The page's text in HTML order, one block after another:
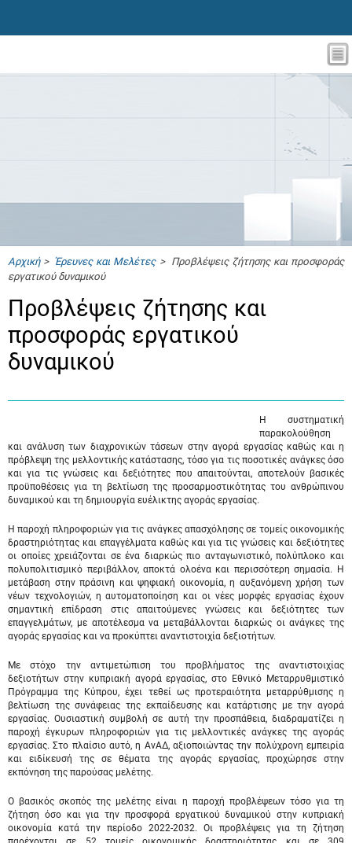
Αρχική>Έρευνες και Μελέτες> Προβλέψεις ζήτησης και προσφοράς
εργατικού δυναμικού
Προβλέψεις ζήτησης και
προσφοράς εργατικού
δυναμικού
Η συστηματική
παρακολούθηση
και ανάλυση των διαχρονικών τάσεων στην αγορά εργασίας καθώς και η
πρόβλεψη της μελλοντικής κατάστασης, τόσο για τις ποσοτικές ανάγκες όσο
και για τις γνώσεις και δεξιότητες που απαιτούνται, αποτελούν βασικές
προϋποθέσεις για τη βελτίωση της προσαρμοστικότητας του ανθρώπινου
δυναμικού και τη δημιουργία ευέλικτης αγοράς εργασίας.
Η παροχή πληροφοριών για τις ανάγκες απασχόλησης σε τομείς οικονομικής
δραστηριότητας και επαγγέλματα καθώς και για τις γνώσεις και δεξιότητες
οι οποίες χρειάζονται σε ένα διαρκώς πιο ανταγωνιστικό, πολύπλοκο και
πολυπολιτισμικό περιβάλλον, αποκτά ολοένα και περισσότερη σημασία. Η
μετάβαση στην πράσινη και ψηφιακή οικονομία, η αυξανόμενη χρήση των
νέων τεχνολογιών, η αυτοματοποίηση και οι νέες μορφές εργασίας έχουν
σημαντική επίδραση στις απαιτούμενες γνώσεις και δεξιότητες των
επαγγελμάτων, με αποτέλεσμα να μεταβάλλονται διαρκώς οι ανάγκες της
αγοράς εργασίας και να προκύπτει αναντιστοιχία δεξιοτήτων.
Με στόχο την αντιμετώπιση του προβλήματος της αναντιστοιχίας
δεξιοτήτων στην κυπριακή αγορά εργασίας, στο Εθνικό Μεταρρυθμιστικό
Πρόγραμμα της Κύπρου, έχει τεθεί ως προτεραιότητα μεταρρύθμισης η
βελτίωση της συνάφειας της εκπαίδευσης και κατάρτισης με την αγορά
εργασίας. Ουσιαστική συμβολή σε αυτή την προσπάθεια, διαδραματίζει η
παροχή έγκυρων πληροφοριών για τις μελλοντικές ανάγκες της αγοράς
εργασίας. Στο πλαίσιο αυτό, η ΑνΑΔ, αξιοποιώντας την πολύχρονη εμπειρία
και ειδίκευσή της σε θέματα της αγοράς εργασίας, προχώρησε στην
εκπόνηση της παρούσας μελέτης.
Ο βασικός σκοπός της μελέτης είναι η παροχή προβλέψεων τόσο για τη
ζήτηση όσο και για την προσφορά εργατικού δυναμικού στην κυπριακή
οικονομία κατά την περίοδο 2022-2032. Οι προβλέψεις για τη ζήτηση